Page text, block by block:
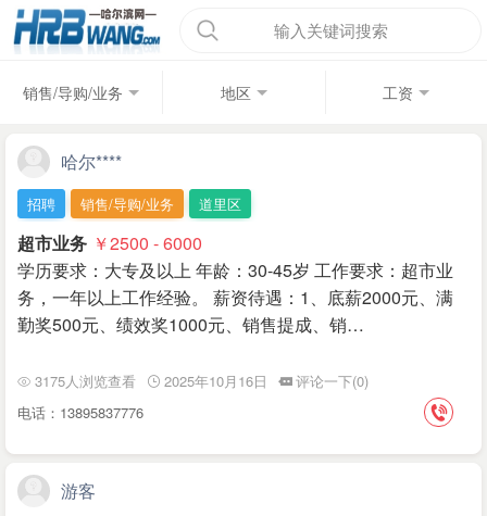
输入关键词搜索
销售/导购/业务 地区 工资
哈尔****
招聘 销售/导购/业务 道里区
超市业务 ￥2500 - 6000
学历要求：大专及以上 年龄：30-45岁 工作要求：超市业
务，一年以上工作经验。 薪资待遇：1、底薪2000元、满
勤奖500元、绩效奖1000元、销售提成、销…
3175人浏览查看 2025年10月16日
评论一下(0)
电话：13895837776
游客